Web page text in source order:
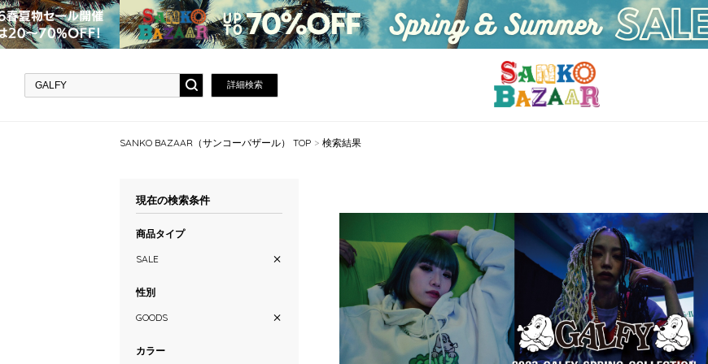
詳細検索
SANKO BAZAAR（サンコーバザール） TOP 検索結果
現在の検索条件
商品タイプ
SALE
性別
GOODS
カラー